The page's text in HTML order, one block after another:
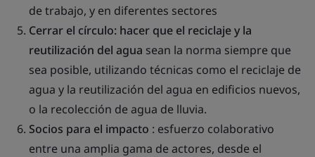
de trabajo, y en diferentes sectores
Cerrar el círculo: hacer que el reciclaje y la
reutilización del agua sean la norma siempre que
sea posible, utilizando técnicas como el reciclaje de
agua y la reutilización del agua en edificios nuevos,
o la recolección de agua de lluvia.
Socios para el impacto : esfuerzo colaborativo
entre una amplia gama de actores, desde el